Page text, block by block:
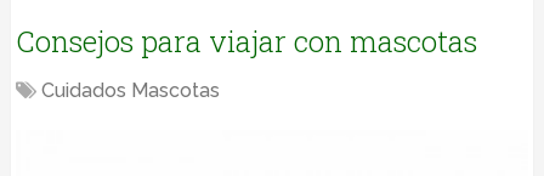
Consejos para viajar con mascotas
Cuidados Mascotas